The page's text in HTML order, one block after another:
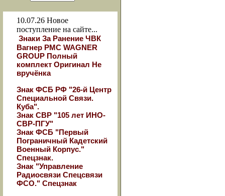
10.07.26 Новое
поступление на сайте...
Знаки За Ранение ЧВК
Вагнер РМС WAGNER
GROUP Полный
комплект Оригинал Не
вручёнка
Знак ФСБ РФ "26-й Центр
Специальной Связи.
Куба".
Знак СВР "105 лет ИНО-
СВР-ПГУ"
Знак ФСБ "Первый
Пограничный Кадетский
Военный Корпус."
Спецзнак.
Знак "Управление
Радиосвязи Спецсвязи
ФСО." Спецзнак